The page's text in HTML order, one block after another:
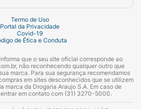
como vitamina C e
ajudar a promover a saúde
e estimulando a
para uma pele mais
barrinhas de frutas são uma
consumir esses nutrientes
Termo de Uso
Portal da Privacidade
Covid-19
de Ética e Conduta
que o seu site oficial corresponde ao
não reconhecendo qualquer outro que
marca. Para sua segurança recomendamos
em sites desconhecidos que se utilizem
marca da Drogaria Araujo S.A. Em caso de
em contato com (31) 3270-5000.